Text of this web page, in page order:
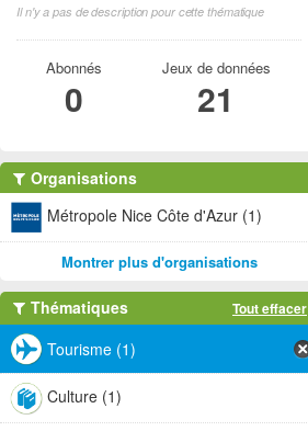
Il n'y a pas de description pour cette thématique
Abonnés
0
Jeux de données
21
Organisations
Métropole Nice Côte d'Azur (1)
Montrer plus d'organisations
Thématiques Tout effacer
Tourisme (1)
Culture (1)